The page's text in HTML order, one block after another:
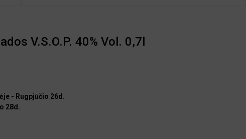
V.S.O.P. 40% Vol. 0,7l
- Rugpjūčio 26d.
28d.